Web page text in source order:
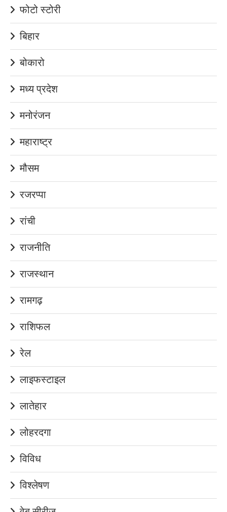
फोटो स्टोरी
बिहार
बोकारो
मध्य प्रदेश
मनोरंजन
महाराष्ट्र
मौसम
रजरप्पा
रांची
राजनीति
राजस्थान
रामगढ़
राशिफल
रेल
लाइफस्टाइल
लातेहार
लोहरदगा
विविध
विश्लेषण